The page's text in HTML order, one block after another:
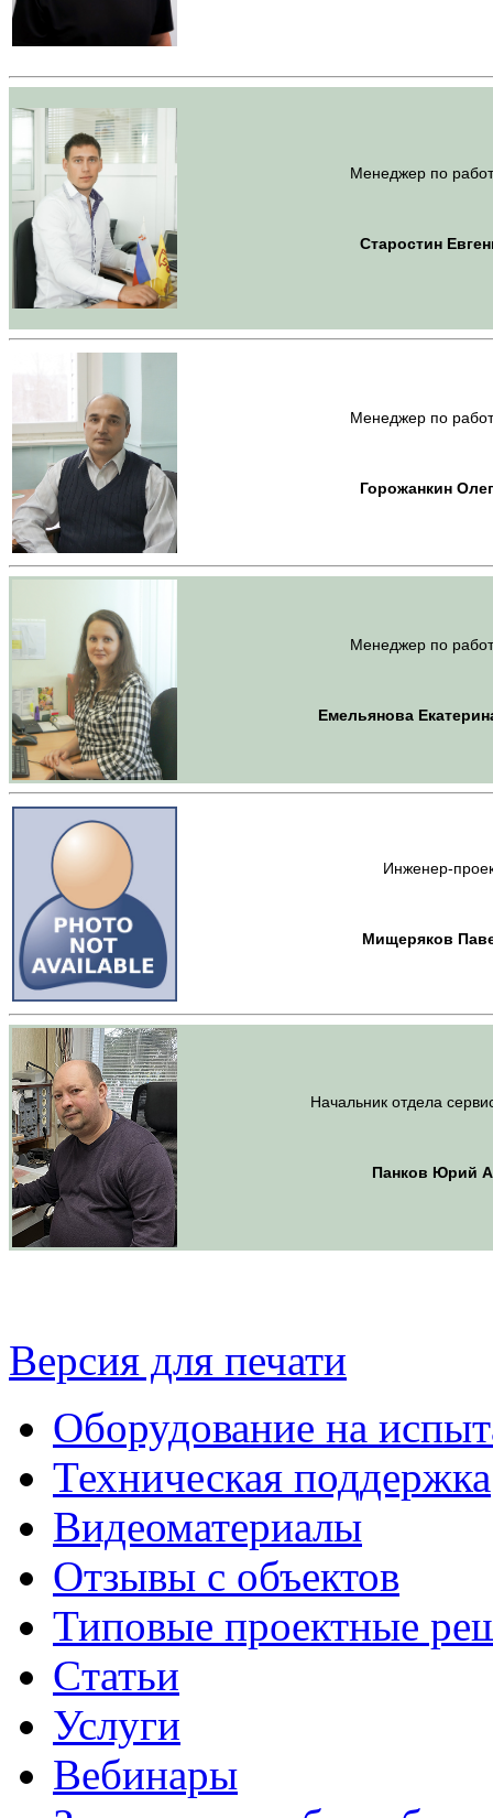
Менеджер по
Старостин
Менеджер по
Горожанкин
Менеджер по
Емельянова
Инженер-
Мищеряков
Начальник отдела
Панков Юрий
Версия для печати
Оборудование на
Техническая поддержка
Видеоматериалы
Отзывы с объектов
Типовые проектные
Cтатьи
Услуги
Вебинары